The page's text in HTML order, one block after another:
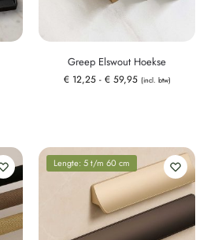
Greep Elswout Hoekse
€12,25 - €59,95 (incl. btw)
Lengte: 5 t/m 60 cm